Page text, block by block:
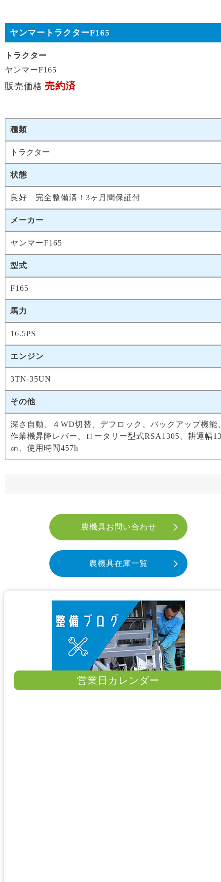
ヤンマートラクターF165
トラクター
ヤンマーF165
販売価格 売約済
種類
トラクター
状態
良好 完全整備済！3ヶ月間保証付
メーカー
ヤンマーF165
型式
F165
馬力
16.5PS
エンジン
3TN-35UN
その他
深さ自動、４WD切替、デフロック、バックアップ機能
作業機昇降レバー、ロータリー型式RSA1305、耕運幅
㎝、使用時間457h
農機具お問い合わせ
農機具在庫一覧
営業日カレンダー